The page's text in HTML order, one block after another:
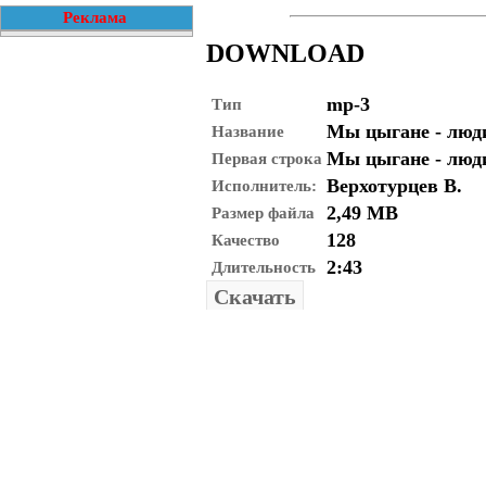
Реклама
DOWNLOAD
Тип mp-3
Название Мы цыгане -
Первая строка Мы цыгане -
Исполнитель: Верхотурцев В.
Размер файла 2,49 MB
Качество 128
Длительность 2:43
Скачать